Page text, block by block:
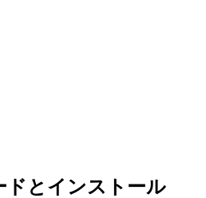
ドとインストール